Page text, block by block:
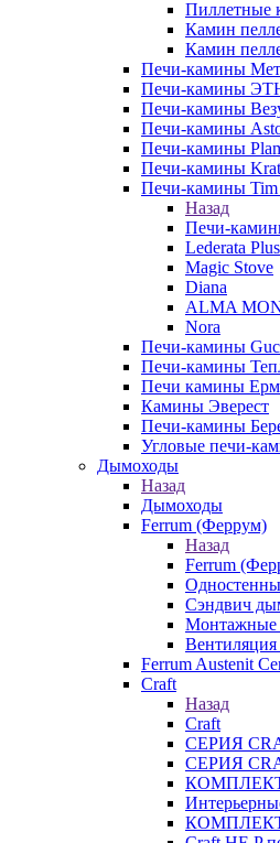
Пиллетные
Камин
Камин
Печи-камины
Печи-камины
Печи-камины
Печи-камины
Печи-камины
Печи-камины
Печи-камины Tim
Назад
Печи-
Lederata Plus
Magic Stove
Diana
ALMA
Nora
Печи-камины
Печи-камины
Печи камины
Камины Эверест
Печи-камины
Угловые печи-
Дымоходы
Назад
Дымоходы
Ferrum (Феррум)
Назад
Ferrum
Сэндвич
Монтажные
Ferrum Austenit
Craft
Назад
Craft
СЕРИЯ
СЕРИЯ